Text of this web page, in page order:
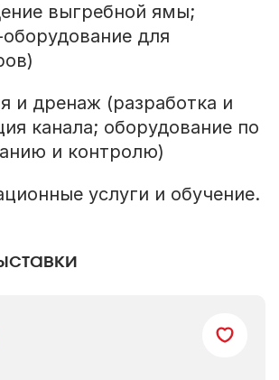
выгребной ямы;
для
и дренаж (разработка и
канала; оборудование по
и контролю)
услуги и обучение.